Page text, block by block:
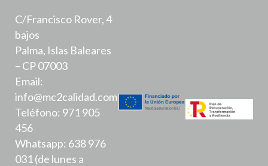
C/Francisco Rover, 4
bajos
Palma, Islas Baleares
– CP 07003
Email:
info@mc2calidad.com
Teléfono: 971 905
456
Whatsapp: 638 976
031 (de lunes a